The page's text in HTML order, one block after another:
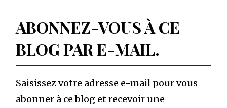
ABONNEZ-VOUS À CE
BLOG PAR E-MAIL.
Saisissez votre adresse e-mail pour vous
abonner à ce blog et recevoir une